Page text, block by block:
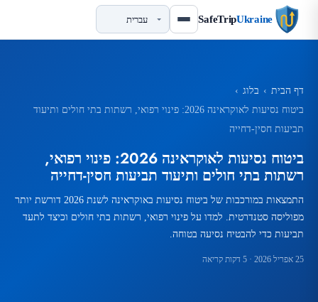
SafeTripUkraine
דף הבית › בלוג ›
ביטוח נסיעות לאוקראינה 2026: פינוי רפואי, רשתות בתי חולים ותיעוד
תביעות חסין-דחייה
ביטוח נסיעות לאוקראינה 2026: פינוי רפואי,
רשתות בתי חולים ותיעוד תביעות חסין-דחייה
התמצאות במורכבות של ביטוח נסיעות באוקראינה לשנת 2026 דורשת יותר
מפוליסה סטנדרטית. למדו על פינוי רפואי, רשתות בתי חולים וכיצד לתעד
תביעות כדי להבטיח נסיעה בטוחה.
25 אפריל 2026 · 5 דקות קריאה